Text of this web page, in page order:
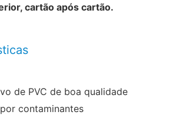
cartão após cartão.
de PVC de boa qualidade
contaminantes